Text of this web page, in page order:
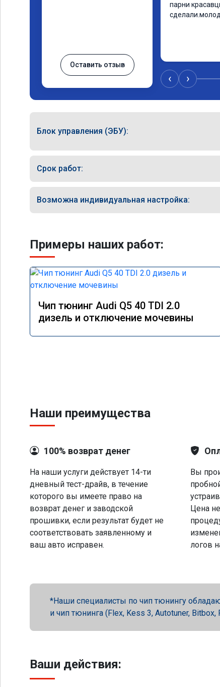
Оставить отзыв
парни
‹ ›
Блок управления (ЭБУ):
Срок работ:
Возможна индивидуальная настройка:
Примеры наших работ:
Чип тюнинг Audi Q5 40 TDI 2.0
дизель и отключение мочевины
Наши преимущества
100% возврат денег
На наши услуги действует 14-ти
дневный тест-драйв, в течение
которого вы имеете право на
возврат денег и заводской
прошивки, если результат будет не
соответствовать заявленному и
ваш авто исправен.
Вы
Цена
логов
Наши специалисты по чип тюнингу
и чип тюнинга (Flex, Kess 3, Autotuner,
Ваши действия: